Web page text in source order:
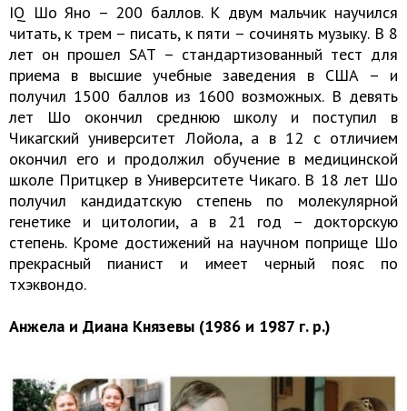
IQ Шо Яно – 200 баллов. К двум мальчик научился
читать, к трем – писать, к пяти – сочинять музыку. В 8
лет он прошел SAT – стандартизованный тест для
приема в высшие учебные заведения в США – и
получил 1500 баллов из 1600 возможных. В девять
лет Шо окончил среднюю школу и поступил в
Чикагский университет Лойола, а в 12 с отличием
окончил его и продолжил обучение в медицинской
школе Притцкер в Университете Чикаго. В 18 лет Шо
получил кандидатскую степень по молекулярной
генетике и цитологии, а в 21 год – докторскую
степень. Кроме достижений на научном поприще Шо
прекрасный пианист и имеет черный пояс по
тхэквондо.
Анжела и Диана Князевы (1986 и 1987 г. р.)